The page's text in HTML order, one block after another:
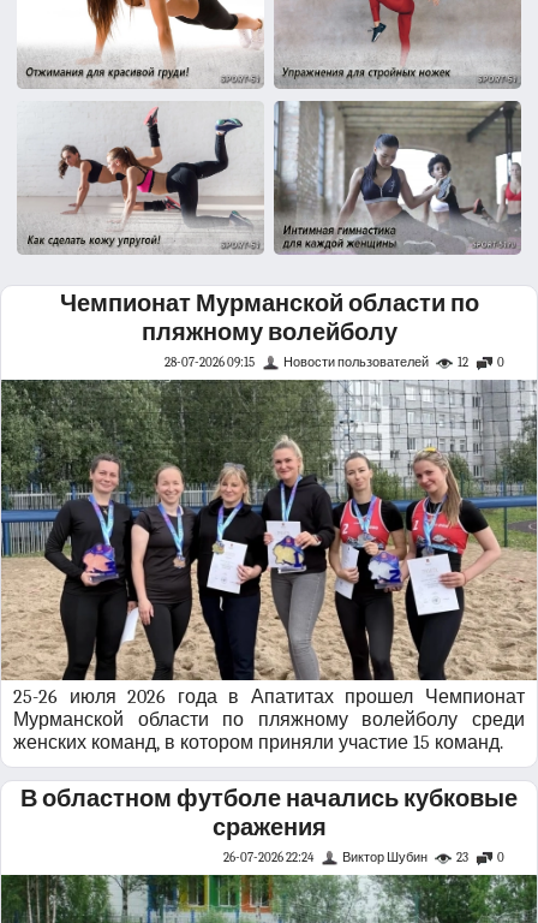
Чемпионат Мурманской области по
пляжному волейболу
0
12
Новости пользователей
28-07-2026 09:15
25-26 июля 2026 года в Апатитах прошел Чемпионат
Мурманской области по пляжному волейболу среди
женских команд, в котором приняли участие 15 команд.
В областном футболе начались кубковые
сражения
0
23
Виктор Шубин
26-07-2026 22:24